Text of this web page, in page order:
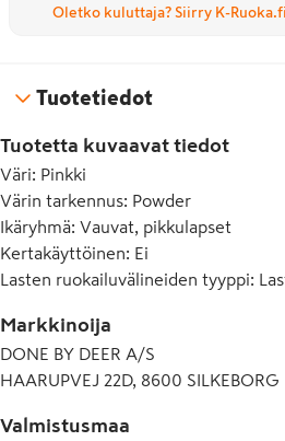
Oletko kuluttaja? Siirry K-
Tuotetiedot
Tuotetta kuvaavat tiedot
Väri: Pinkki
Värin tarkennus: Powder
Ikäryhmä: Vauvat, pikkulapset
Kertakäyttöinen: Ei
Lasten ruokailuvälineiden tyyppi:
Markkinoija
DONE BY DEER A/S
HAARUPVEJ 22D, 8600 SILKEBORG
Valmistusmaa